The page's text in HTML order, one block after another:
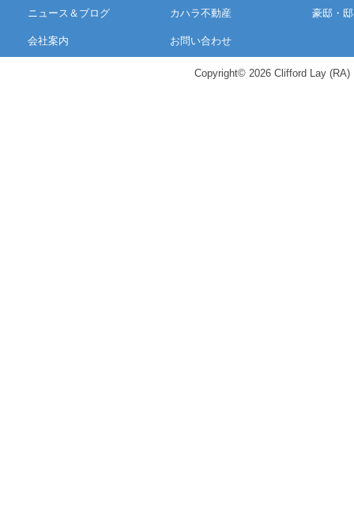
ニュース＆ブログ カハラ不動産 豪邸・
会社案内 お問い合わせ
Copyright© 2026 Clifford Lay